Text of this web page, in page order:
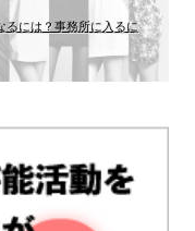
るには？事務所に入るに